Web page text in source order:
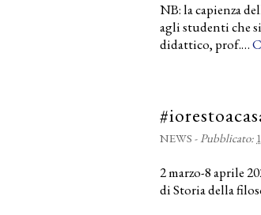
NB: la capienza
agli studenti che
didattico, prof.…
NEWS -Pubblicato:
2 marzo-8 aprile
di Storia della